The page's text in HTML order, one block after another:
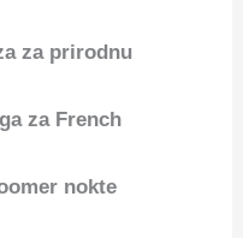
za prirodnu
za French
nokte